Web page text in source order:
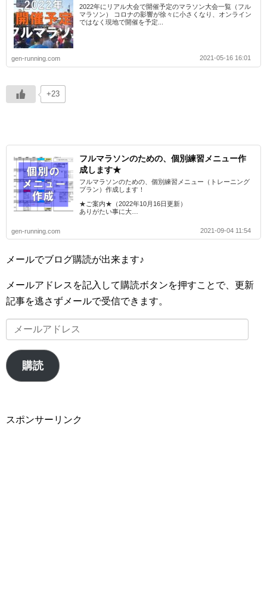
2022年にリアル大会で開催予定のマラソン大会一覧（フル
マラソン） コロナの影響が徐々に小さくなり、オンライン
ではなく現地で開催を予定...
gen-running.com 2021-05-16 16:01
+23
フルマラソンのための、個別練習メニュー作
成します★
フルマラソンのための、個別練習メニュー（トレーニング
プラン）作成します！
★ご案内★（2022年10月16日更新）
ありがたい事に大…
gen-running.com 2021-09-04 11:54
メールでブログ購読が出来ます♪
メールアドレスを記入して購読ボタンを押すことで、更新
記事を逃さずメールで受信できます。
ー
ル
ア
ス
購読
スポンサーリンク